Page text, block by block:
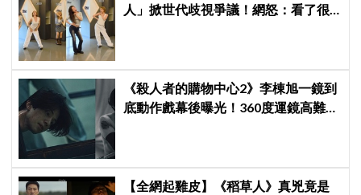
人」掀世代歧視爭議！網怒：看了很
《殺人者的購物中心2》李棟旭一鏡到
底動作戲幕後曝光！360度運鏡高難度
【全網起雞皮】《稻草人》真兇竟是